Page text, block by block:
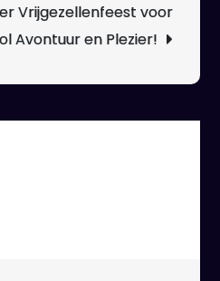
Vrijgezellenfeest voor
Avontuur en Plezier!